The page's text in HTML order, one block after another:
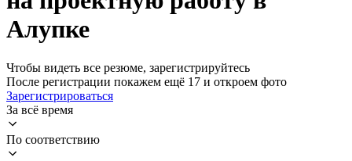
Алупке
Чтобы видеть все резюме, зарегистрируйтесь
После регистрации покажем ещё 17 и откроем фото
Зарегистрироваться
За всё время
По соответствию